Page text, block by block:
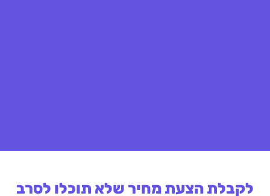
לקבלת הצעת מחיר שלא תוכלו לסרב